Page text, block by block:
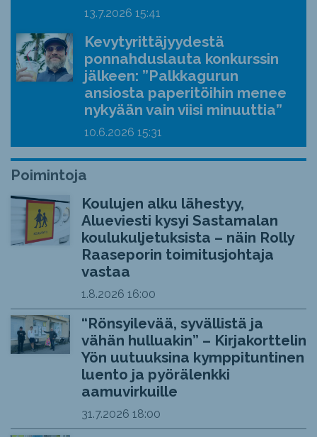
13.7.2026 15:41
Kevytyrittäjyydestä
ponnahduslauta konkurssin
jälkeen: ”Palkkagurun
ansiosta paperitöihin menee
nykyään vain viisi minuuttia”
10.6.2026 15:31
Poimintoja
Koulujen alku lähestyy,
Alueviesti kysyi Sastamalan
koulukuljetuksista – näin Rolly
Raaseporin toimitusjohtaja
vastaa
1.8.2026 16:00
“Rönsyilevää, syvällistä ja
vähän hulluakin” – Kirjakorttelin
Yön uutuuksina kymppituntinen
luento ja pyörälenkki
aamuvirkuille
31.7.2026 18:00